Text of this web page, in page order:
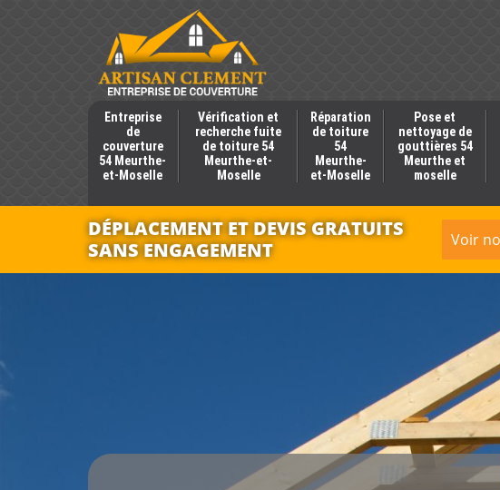
Entreprise
de
couverture
54 Meurthe-
et-Moselle
Vérification et
recherche fuite
de toiture 54
Meurthe-et-
Moselle
Réparation
de toiture
54
Meurthe-
et-Moselle
Pose et
nettoyage de
gouttières 54
Meurthe et
moselle
DÉPLACEMENT ET DEVIS GRATUITS
SANS ENGAGEMENT
Voir